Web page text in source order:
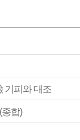
기피와 대조
합)